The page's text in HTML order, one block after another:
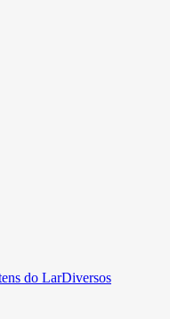
do LarDiversos